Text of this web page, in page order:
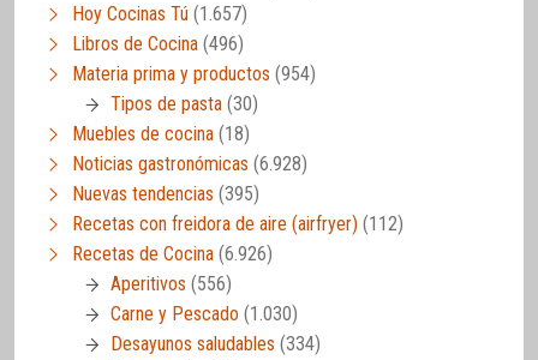
Hoy Cocinas Tú (1.657)
Libros de Cocina (496)
Materia prima y productos (954)
Tipos de pasta (30)
Muebles de cocina (18)
Noticias gastronómicas (6.928)
Nuevas tendencias (395)
Recetas con freidora de aire (airfryer) (112)
Recetas de Cocina (6.926)
Aperitivos (556)
Carne y Pescado (1.030)
Desayunos saludables (334)